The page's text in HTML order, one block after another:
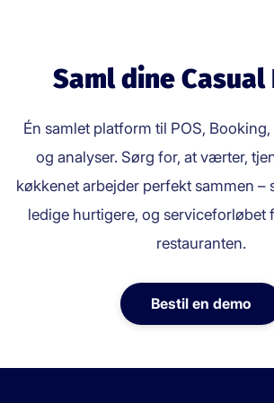
Saml dine Casual
Én samlet platform til POS,
og analyser. Sørg for, at værter,
køkkenet arbejder perfekt sammen –
ledige hurtigere, og serviceforløbet
restauranten.
Bestil en demo